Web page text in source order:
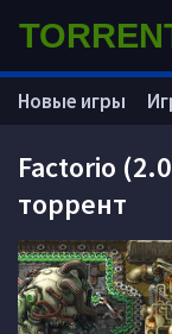
Factorio
торрент
Новые игры